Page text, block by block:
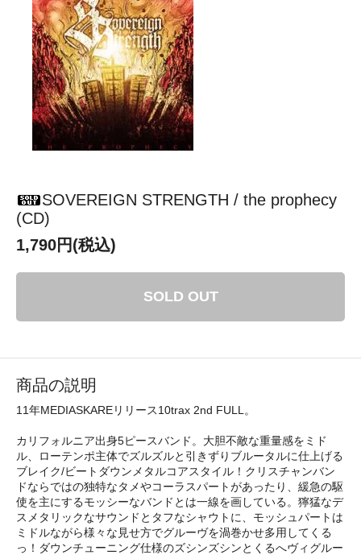
SOVEREIGN STRENGTH / the prophecy
(CD)
1,790円(税込)
SOLD OUT
商品の説明
11年MEDIASKAREリリース10trax 2nd FULL。
カリフォルニア出身5ピースバンド。大胆不敵な重量感をミド
ル、ローテンポ主体でズルズルと引きずりブルータルに仕上げる
ブレイク/ビートダウンメタルコアスタイル！クリスチャンバン
ドならではの独特なタメやコーラスパートがあったり、緩急の駆
使を主にするモッシーなバンドとは一線を画している。獰猛なデ
スメタリックなサウンドとタフなシャウトに、モッシュパートは
ミドルながら様々な見せ方でグルーヴを渦巻かせ多用してくる
っ！ダウンチューニング仕様のズシンズシンとくるへヴィグルー